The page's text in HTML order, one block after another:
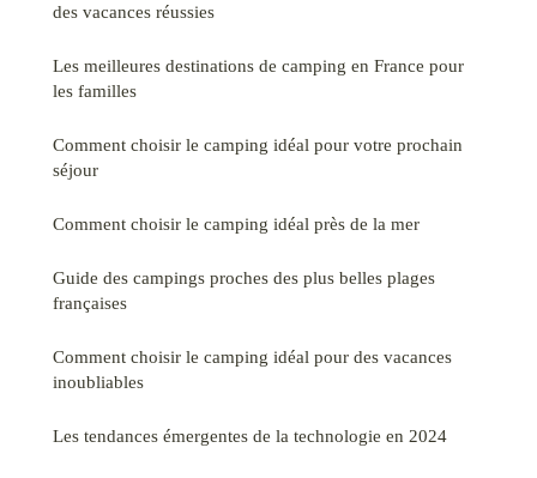
des vacances réussies
Les meilleures destinations de camping en France pour
les familles
Comment choisir le camping idéal pour votre prochain
séjour
Comment choisir le camping idéal près de la mer
Guide des campings proches des plus belles plages
françaises
Comment choisir le camping idéal pour des vacances
inoubliables
Les tendances émergentes de la technologie en 2024